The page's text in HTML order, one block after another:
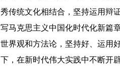
秀传统文化相结合，坚持运用辩
写马克思主义中国化时代化新篇
世界观和方法论，坚持好、运用
下，在新时代伟大实践中不断开